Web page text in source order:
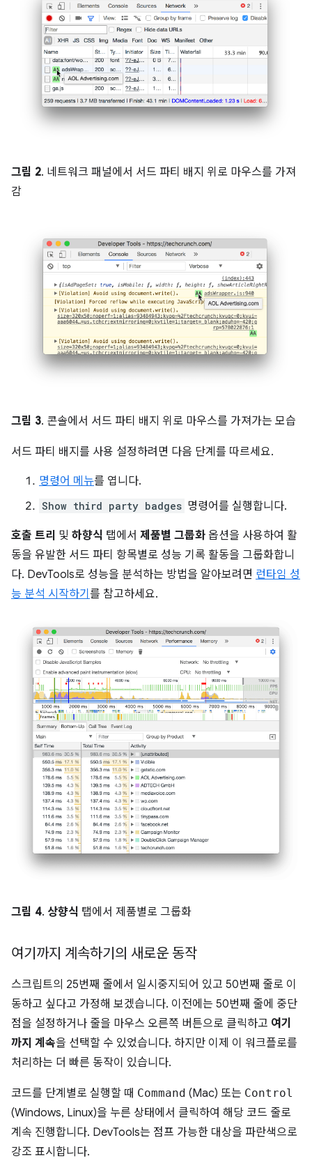
그림 2. 네트워크 패널에서 서드 파티 배지 위로 마우스를 가져
감
그림 3. 콘솔에서 서드 파티 배지 위로 마우스를 가져가는 모습
서드 파티 배지를 사용 설정하려면 다음 단계를 따르세요.
명령어 메뉴를 엽니다.
Show third party badges 명령어를 실행합니다.
호출 트리 및 하향식 탭에서 제품별 그룹화 옵션을 사용하여 활
동을 유발한 서드 파티 항목별로 성능 기록 활동을 그룹화합니
다. DevTools로 성능을 분석하는 방법을 알아보려면 런타임 성
능 분석 시작하기 를 참고하세요.
그림 4. 상향식 탭에서 제품별로 그룹화
여기까지 계속하기의 새로운 동작
스크립트의 25번째 줄에서 일시중지되어 있고 50번째 줄로 이
동하고 싶다고 가정해 보겠습니다. 이전에는 50번째 줄에 중단
점을 설정하거나 줄을 마우스 오른쪽 버튼으로 클릭하고 여기
까지 계속을 선택할 수 있었습니다. 하지만 이제 이 워크플로를
처리하는 더 빠른 동작이 있습니다.
코드를 단계별로 실행할 때 Command (Mac) 또는 Control
(Windows, Linux)을 누른 상태에서 클릭하여 해당 코드 줄로
계속 진행합니다. DevTools는 점프 가능한 대상을 파란색으로
강조 표시합니다.